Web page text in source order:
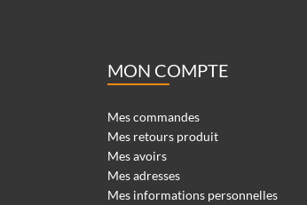
MON COMPTE
Mes commandes
Mes retours produit
Mes avoirs
Mes adresses
Mes informations personnelles